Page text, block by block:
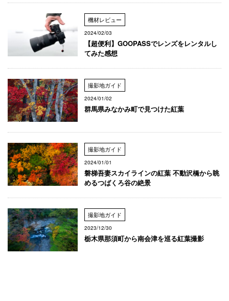
機材レビュー
2024/02/03
【超便利】GOOPASSでレンズをレンタルし
てみた感想
撮影地ガイド
2024/01/02
群馬県みなかみ町で見つけた紅葉
撮影地ガイド
2024/01/01
磐梯吾妻スカイラインの紅葉 不動沢橋から眺
めるつばくろ谷の絶景
撮影地ガイド
2023/12/30
栃木県那須町から南会津を巡る紅葉撮影